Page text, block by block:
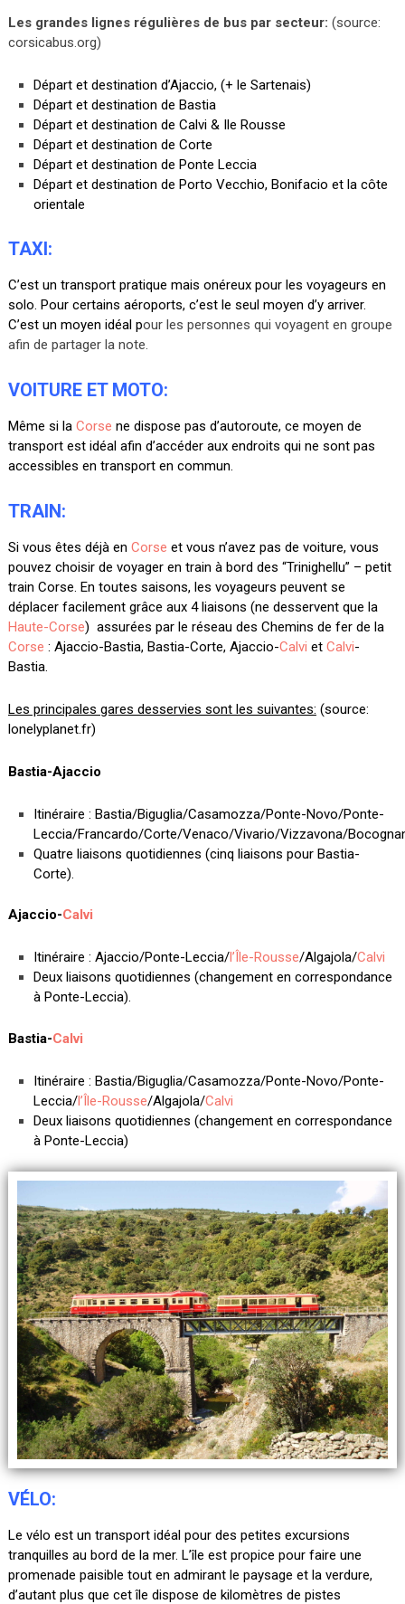
Les grandes lignes régulières de bus par secteur: (source:
corsicabus.org)
Départ et destination d’Ajaccio, (+ le Sartenais)
Départ et destination de Bastia
Départ et destination de Calvi & Ile Rousse
Départ et destination de Corte
Départ et destination de Ponte Leccia
Départ et destination de Porto Vecchio, Bonifacio et la côte
orientale
TAXI:
C’est un transport pratique mais onéreux pour les voyageurs en
solo. Pour certains aéroports, c’est le seul moyen d’y arriver.
C’est un moyen idéal pour les personnes qui voyagent en groupe
afin de partager la note.
VOITURE ET MOTO:
Même si la Corse ne dispose pas d’autoroute, ce moyen de
transport est idéal afin d’accéder aux endroits qui ne sont pas
accessibles en transport en commun.
TRAIN:
Si vous êtes déjà en Corse et vous n’avez pas de voiture, vous
pouvez choisir de voyager en train à bord des “Trinighellu” – petit
train Corse. En toutes saisons, les voyageurs peuvent se
déplacer facilement grâce aux 4 liaisons (ne desservent que la
Haute-Corse) assurées par le réseau des Chemins de fer de la
Corse : Ajaccio-Bastia, Bastia-Corte, Ajaccio-Calvi et Calvi-
Bastia.
Les principales gares desservies sont les suivantes: (source:
lonelyplanet.fr)
Bastia-Ajaccio
Itinéraire : Bastia/Biguglia/Casamozza/Ponte-Novo/Ponte-
Leccia/Francardo/Corte/Venaco/Vivario/Vizzavona/
Quatre liaisons quotidiennes (cinq liaisons pour Bastia-
Corte).
Ajaccio-Calvi
Itinéraire : Ajaccio/Ponte-Leccia/l’Île-Rousse/Algajola/Calvi
Deux liaisons quotidiennes (changement en correspondance
à Ponte-Leccia).
Bastia-Calvi
Itinéraire : Bastia/Biguglia/Casamozza/Ponte-Novo/Ponte-
Leccia/l’Île-Rousse/Algajola/Calvi
Deux liaisons quotidiennes (changement en correspondance
à Ponte-Leccia)
VÉLO:
Le vélo est un transport idéal pour des petites excursions
tranquilles au bord de la mer. L’île est propice pour faire une
promenade paisible tout en admirant le paysage et la verdure,
d’autant plus que cet île dispose de kilomètres de pistes